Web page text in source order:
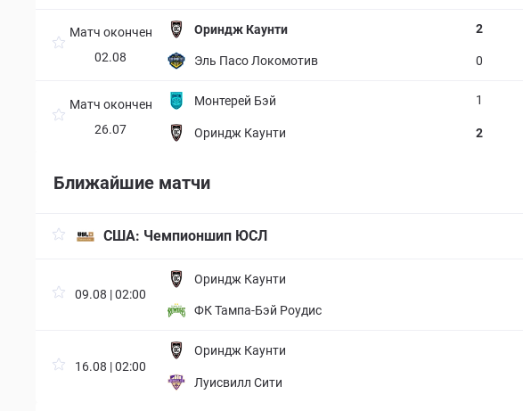
Матч окончен
02.08
Ориндж Каунти
Эль Пасо Локомотив
2
0
Матч окончен
26.07
Монтерей Бэй
Ориндж Каунти
1
2
Ближайшие матчи
США: Чемпионшип ЮСЛ
09.08 | 02:00
Ориндж Каунти
ФК Тампа-Бэй Роудис
16.08 | 02:00
Ориндж Каунти
Луисвилл Сити